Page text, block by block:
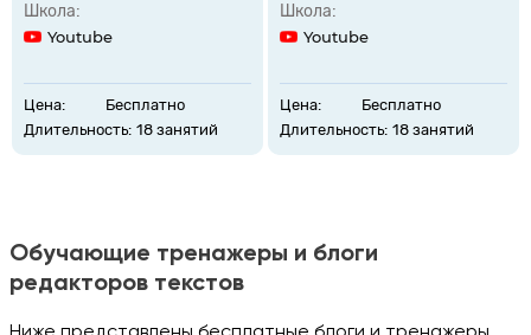
Школа:
Youtube
Цена:
Бесплатно
Длительность: 18 занятий
Школа:
Youtube
Цена:
Бесплатно
Длительность: 18 занятий
Обучающие тренажеры и блоги
редакторов текстов